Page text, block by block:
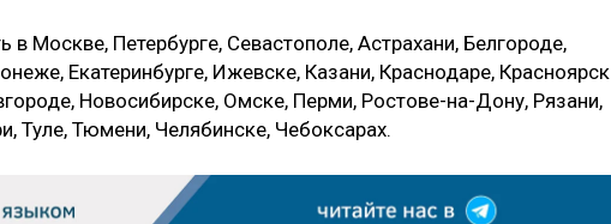
в Москве, Петербурге, Севастополе, Астрахани, Белгороде,
Екатеринбурге, Ижевске, Казани, Краснодаре,
Новосибирске, Омске, Перми, Ростове-на-Дону, Рязани,
Туле, Тюмени, Челябинске, Чебоксарах.